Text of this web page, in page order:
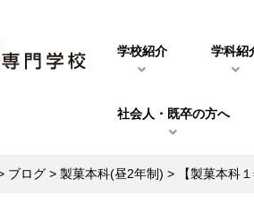
学校紹介 学科紹
社会人・既卒の方へ
ブログ >製菓本科(昼2年制) > 【製菓本科